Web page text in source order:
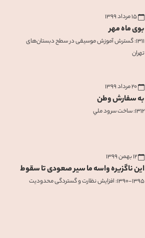
۱۵ مرداد ۱۳۹۹
بوی ماه مهر
۱۳۱۱: گسترش آموزش موسيقی در سطح دبستان‌های
تهران
به سفارش وطن
۱۳۱۲: ساخت سرود ملي
۱۲ بهمن ۱۳۹۹
این ناگزیره واسه ما سیر صعودی تا سقوط
۱۳۹۰-۱۳۹۵: افزایش نظارت و گستردگی محدودیت‌